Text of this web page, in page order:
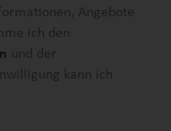
Angebote
ich den
und der
kann ich